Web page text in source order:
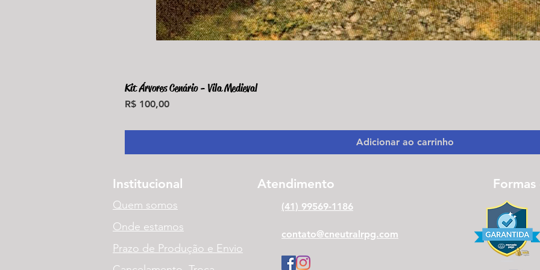
Kit Árvores Cenário - Vila Medieval
Preço
R$ 100,00
Adicionar ao carrinho
Institucional Atendimento
Quem somos (41) 99569-1186
Onde estamos
Prazo de Produção e Envio
contato@cneutralrpg.com